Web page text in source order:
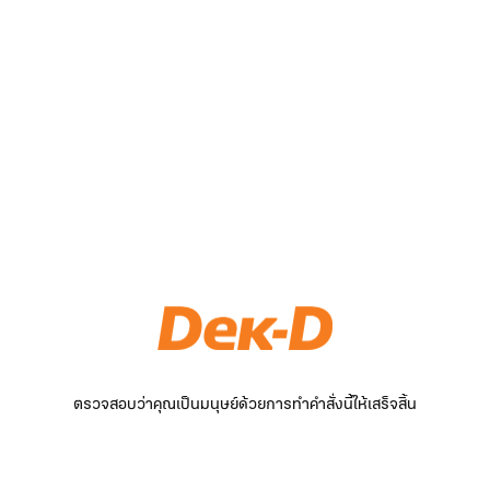
ตรวจสอบว่าคุณเป็นมนุษย์ด้วยการทำคำสั่งนี้ให้เสร็จสิ้น